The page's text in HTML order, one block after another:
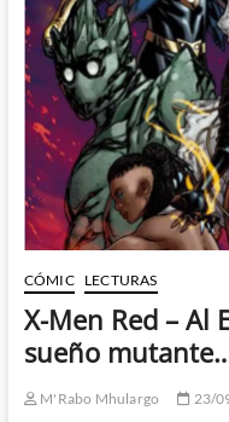
de
la
Era
de
Krakoa
CÓMIC LECTURAS
X-Men Red – Al
sueño
M'Rabo Mhulargo 23/